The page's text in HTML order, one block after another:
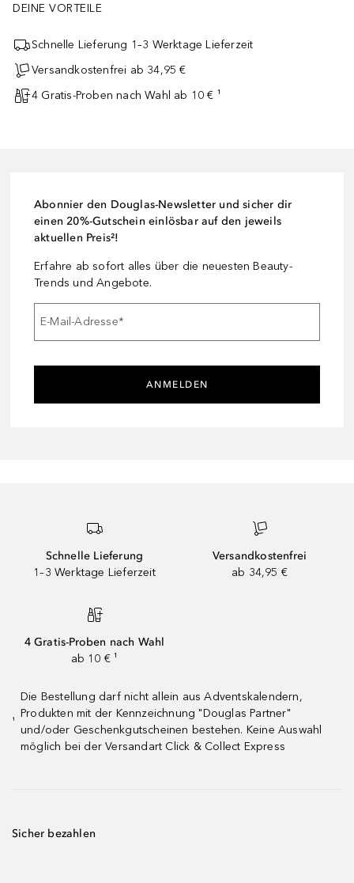
DEINE VORTEILE
Schnelle Lieferung 1–3 Werktage Lieferzeit
Versandkostenfrei ab 34,95 €
4 Gratis-Proben nach Wahl ab 10 € ¹
Abonnier den Douglas-Newsletter und sicher dir
einen 20%-Gutschein einlösbar auf den jeweils
aktuellen Preis²!
Erfahre ab sofort alles über die neuesten Beauty-
Trends und Angebote.
E-Mail-Adresse*
ANMELDEN
Schnelle Lieferung
1–3 Werktage Lieferzeit
Versandkostenfrei
ab 34,95 €
4 Gratis-Proben nach Wahl
ab 10 € ¹
¹
Die Bestellung darf nicht allein aus Adventskalendern,
Produkten mit der Kennzeichnung "Douglas Partner"
und/oder Geschenkgutscheinen bestehen. Keine Auswahl
möglich bei der Versandart Click & Collect Express
Sicher bezahlen